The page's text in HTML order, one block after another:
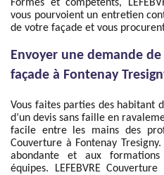
Formés et compétents,
vous pourvoient un entretien
de votre façade et vous
Envoyer une demande
façade à Fontenay
Vous faites parties des habitant
d’un devis sans faille en
facile entre les mains des
Couverture à Fontenay
abondante et aux
équipes. LEFEBVRE